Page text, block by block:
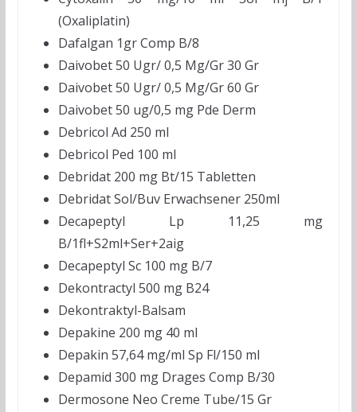
(Oxaliplatin)
Dafalgan 1gr Comp B/8
Daivobet 50 Ugr/ 0,5 Mg/Gr 30 Gr
Daivobet 50 Ugr/ 0,5 Mg/Gr 60 Gr
Daivobet 50 ug/0,5 mg Pde Derm
Debricol Ad 250 ml
Debricol Ped 100 ml
Debridat 200 mg Bt/15 Tabletten
Debridat Sol/Buv Erwachsener 250ml
Decapeptyl Lp 11,25 mg
B/1fl+S2ml+Ser+2aig
Decapeptyl Sc 100 mg B/7
Dekontractyl 500 mg B24
Dekontraktyl-Balsam
Depakine 200 mg 40 ml
Depakin 57,64 mg/ml Sp Fl/150 ml
Depamid 300 mg Drages Comp B/30
Dermosone Neo Creme Tube/15 Gr